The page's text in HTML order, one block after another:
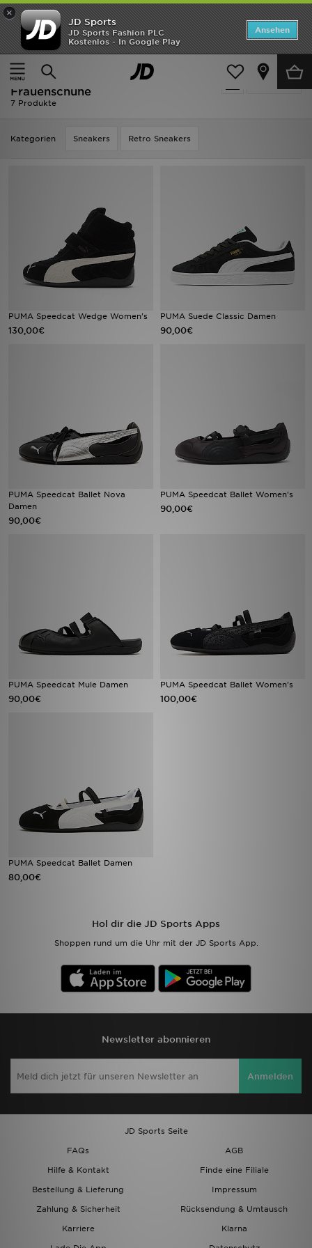
×
JD Sports
JD Sports Fashion PLC
Kostenlos - In Google Play
Ansehen
Startseite
Frauen Frauenschuhe
verfeinern
Frauen - Schwarz PUMA
Frauenschuhe
7 Produkte
Kategorien Sneakers Retro Sneakers
PUMA Speedcat Wedge Women's
130,00€
PUMA Suede Classic Damen
90,00€
PUMA Speedcat Ballet Nova
Damen
90,00€
PUMA Speedcat Ballet Women's
90,00€
PUMA Speedcat Mule Damen
90,00€
PUMA Speedcat Ballet Women's
100,00€
PUMA Speedcat Ballet Damen
80,00€
Hol dir die JD Sports Apps
Shoppen rund um die Uhr mit der JD Sports App.
Newsletter abonnieren
Anmelden
JD Sports Seite
FAQs
AGB
Hilfe & Kontakt
Finde eine Filiale
Bestellung & Lieferung
Impressum
Zahlung & Sicherheit
Rücksendung & Umtausch
Karriere
Klarna
Startseite
ANGEBOTE
Marken
Bestsellers
JD Exklusives
Fußball
Filialfinder
Meine Nachrichten